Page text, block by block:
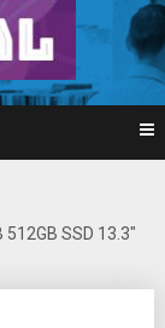
SSD 13.3″